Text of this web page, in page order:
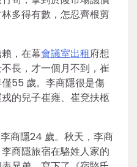
多得有數，怎忍齊根剪
，在幕會議室出租府想
長，才一個月不到，崔
55 歲。李商隱很是傷
的兒子崔雍、崔兗扶柩
商隱24 歲。秋天，李商
商隱旅宿在駱姓人家的